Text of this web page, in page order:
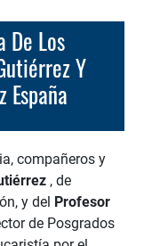
Y
España
compañeros y
, de
y del Profesor
de Posgrados